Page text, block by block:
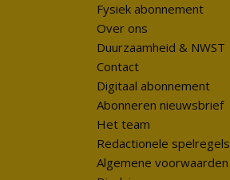
Fysiek abonnement
Over ons
Duurzaamheid & NWST
Contact
Digitaal abonnement
Abonneren nieuwsbrief
Het team
Redactionele spelregels
Algemene voorwaarden